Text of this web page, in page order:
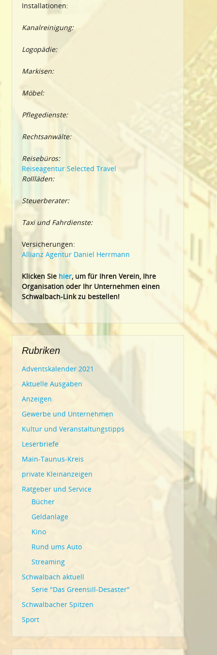
Installationen:
Kanalreinigung:
Logopädie:
Markisen:
Möbel:
Pflegedienste:
Rechtsanwälte:
Reisebüros:
Reiseagentur Selected Travel
Rollläden:
Steuerberater:
Taxi und Fahrdienste:
Versicherungen:
Allianz Agentur Daniel Herrmann
Klicken Sie hier, um für Ihren Verein, Ihre
Organisation oder Ihr Unternehmen einen
Schwalbach-Link zu bestellen!
Rubriken
Adventskalender 2021
Aktuelle Ausgaben
Anzeigen
Gewerbe und Unternehmen
Kultur und Veranstaltungstipps
Leserbriefe
Main-Taunus-Kreis
private Kleinanzeigen
Ratgeber und Service
Bücher
Geldanlage
Kino
Rund ums Auto
Streaming
Schwalbach aktuell
Serie "Das Greensill-Desaster"
Schwalbacher Spitzen
Sport